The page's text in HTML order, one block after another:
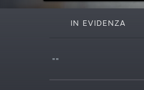
IN EVIDENZA
""